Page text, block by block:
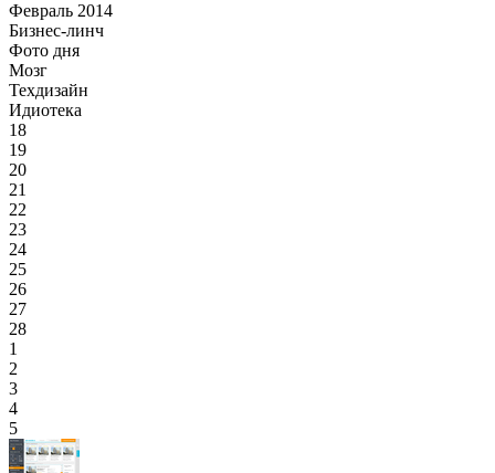
Февраль 2014
Бизнес-линч
Фото дня
Мозг
Техдизайн
Идиотека
18
19
20
21
22
23
24
25
26
27
28
1
2
3
4
5